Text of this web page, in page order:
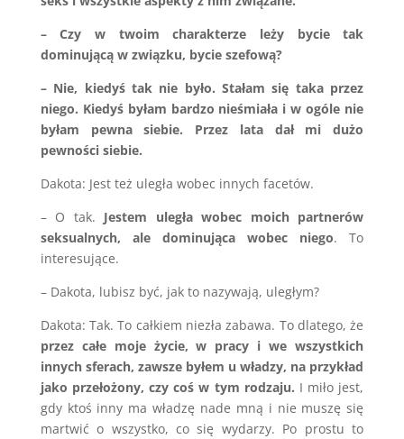
– Czy w twoim charakterze leży bycie tak
dominującą w związku, bycie szefową?
– Nie, kiedyś tak nie było. Stałam się taka przez
niego. Kiedyś byłam bardzo nieśmiała i w ogóle nie
byłam pewna siebie. Przez lata dał mi dużo
pewności siebie.
Dakota: Jest też uległa wobec innych facetów.
– O tak. Jestem uległa wobec moich partnerów
seksualnych, ale dominująca wobec niego. To
interesujące.
– Dakota, lubisz być, jak to nazywają, uległym?
Dakota: Tak. To całkiem niezła zabawa. To dlatego, że
przez całe moje życie, w pracy i we wszystkich
innych sferach, zawsze byłem u władzy, na przykład
jako przełożony, czy coś w tym rodzaju. I miło jest,
gdy ktoś inny ma władzę nade mną i nie muszę się
martwić o wszystko, co się wydarzy. Po prostu to